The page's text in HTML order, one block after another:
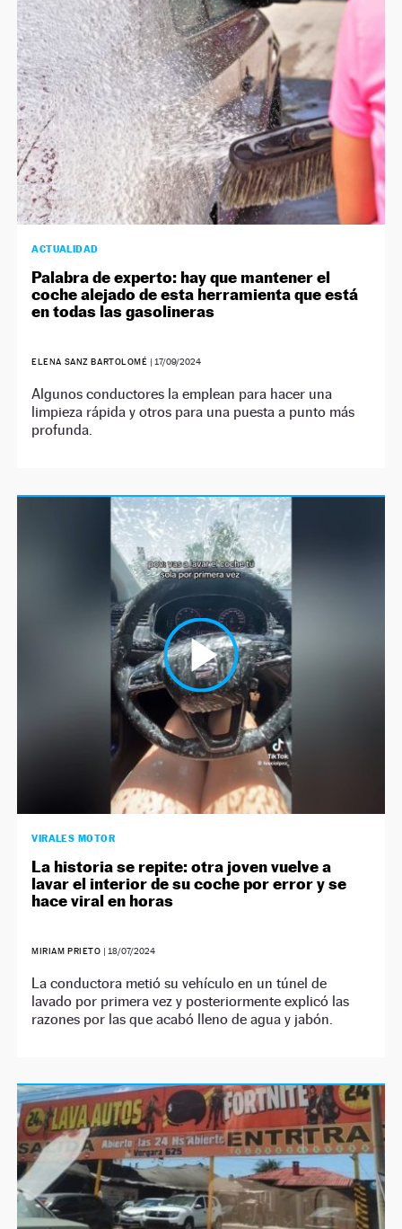
ACTUALIDAD
Palabra de experto: hay que mantener el
coche alejado de esta herramienta que está
en todas las gasolineras
ELENA SANZ BARTOLOMÉ | 17/09/2024
Algunos conductores la emplean para hacer una
limpieza rápida y otros para una puesta a punto más
profunda.
VIRALES MOTOR
La historia se repite: otra joven vuelve a
lavar el interior de su coche por error y se
hace viral en horas
MIRIAM PRIETO | 18/07/2024
La conductora metió su vehículo en un túnel de
lavado por primera vez y posteriormente explicó las
razones por las que acabó lleno de agua y jabón.